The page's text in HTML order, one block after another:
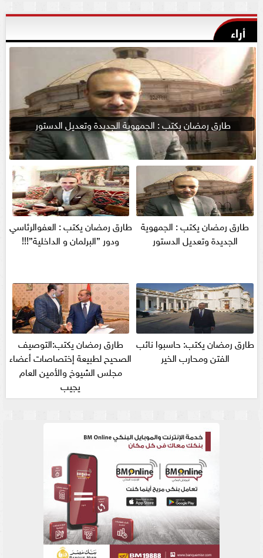
أراء
طارق رمضان يكتب : الجمهوية الجديدة وتعديل الدستور
طارق رمضان يكتب : الجمهوية
الجديدة وتعديل الدستور
طارق رمضان يكتب : العفوالرئاسي
ودور ”البرلمان و الداخلية”!!!
طارق رمضان يكتب: حاسبوا نائب
الفتن ومحارب الخير
طارق رمضان يكتب:التوصيف
الصحيح لطبيعة إختصاصات أعضاء
مجلس الشيوخ والأمين العام
يجيب